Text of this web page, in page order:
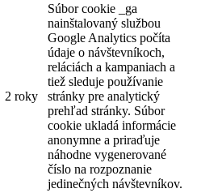
2 roky
Súbor cookie _ga
nainštalovaný službou
Google Analytics počíta
údaje o návštevníkoch,
reláciách a kampaniach a
tiež sleduje používanie
stránky pre analytický
prehľad stránky. Súbor
cookie ukladá informácie
anonymne a priraďuje
náhodne vygenerované
číslo na rozpoznanie
jedinečných návštevníkov.